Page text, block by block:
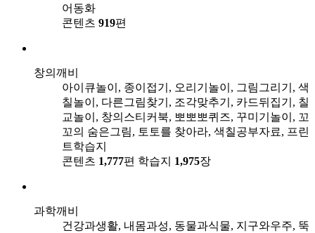
어동화
콘텐츠 919편
창의깨비
아이큐놀이, 종이접기, 오리기놀이, 그림그리기, 색
칠놀이, 다른그림찾기, 조각맞추기, 카드뒤집기, 칠
교놀이, 창의스티커북, 뽀뽀뽀퀴즈, 꾸미기놀이, 꼬
꼬의 숨은그림, 토토를 찾아라, 색칠공부자료, 프린
트학습지
콘텐츠 1,777편 학습지 1,975장
과학깨비
건강과생활, 내몸과성, 동물과식물, 지구와우주, 뚝